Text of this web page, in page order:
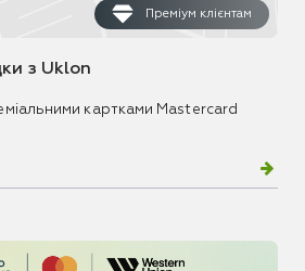
Преміум клієнтам
з Uklon
картками Mastercard